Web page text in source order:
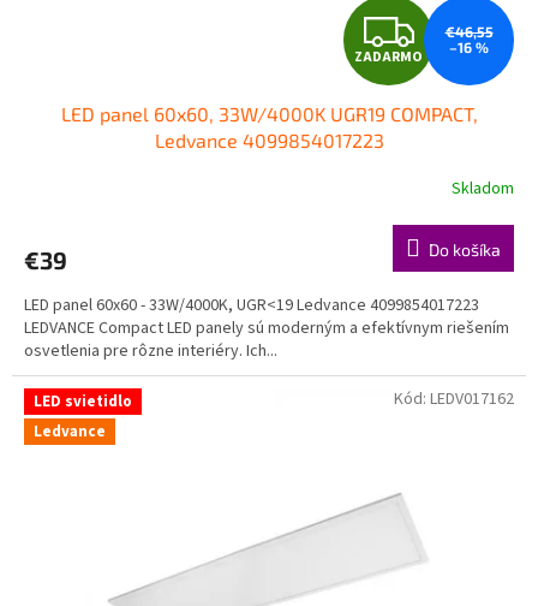
Z
A
D
R
M
O
ZADARMO
€46,55
–16 %
LED panel 60x60, 33W/4000K UGR19 COMPACT,
Ledvance 4099854017223
Skladom
€39 Do košíka
LED panel 60x60 - 33W/4000K, UGR<19 Ledvance 4099854017223
LEDVANCE Compact LED panely sú moderným a efektívnym riešením
osvetlenia pre rôzne interiéry. Ich...
LED svietidlo
Ledvance
Kód: LEDV017162